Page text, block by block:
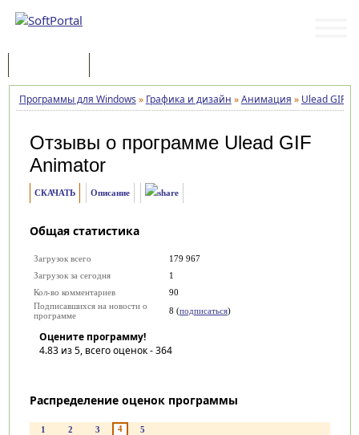
Программы для Windows » Графика и дизайн »Анимация » Ulead GIF
Отзывы о программе Ulead GIF
Animator
СКАЧАТЬ Описание
Общая статистика
Загрузок всего
179 967
Загрузок за сегодня
1
Кол-во комментариев
90
Подписавшихся на новости о
программе
8 (подписаться)
Оцените программу!
4.83из 5, всего оценок -364
Распределение оценок программы
1 2 3 4 5